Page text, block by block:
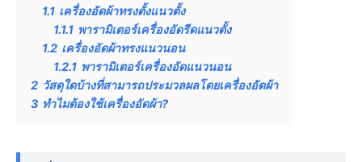
1.1 เครื่องอัดผ้าทรงตั้งแนวตั้ง
1.1.1 พารามิเตอร์เครื่องอัดรีดแนวตั้ง
1.2 เครื่องอัดผ้าทรงแนวนอน
1.2.1 พารามิเตอร์เครื่องอัดแนวนอน
2 วัสดุใดบ้างที่สามารถประมวลผลโดยเครื่องอัดผ้า
3 ทำไมต้องใช้เครื่องอัดผ้า?